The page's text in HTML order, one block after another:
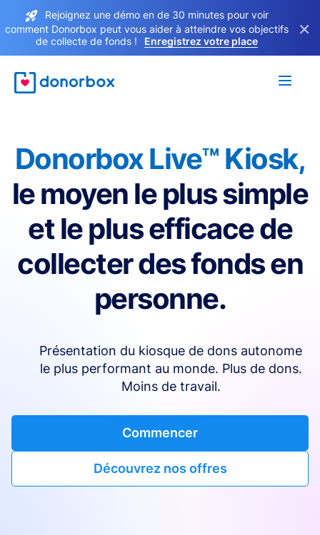
Rejoignez une démo en de 30 minutes pour voir
comment Donorbox peut vous aider à atteindre vos objectifs
de collecte de fonds !
Enregistrez votre place
×
Donorbox Live™ Kiosk,
le moyen le plus simple
et le plus efficace de
collecter des fonds en
personne.
Présentation du kiosque de dons autonome
le plus performant au monde. Plus de dons.
Moins de travail.
Commencer
Découvrez nos offres